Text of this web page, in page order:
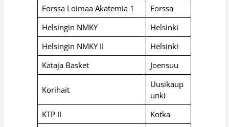
Forssa Loimaa Akatemia 1
Forssa
Helsingin NMKY
Helsinki
Helsingin NMKY II
Helsinki
Kataja Basket
Joensuu
Korihait
Uusikaup
unki
KTP II
Kotka